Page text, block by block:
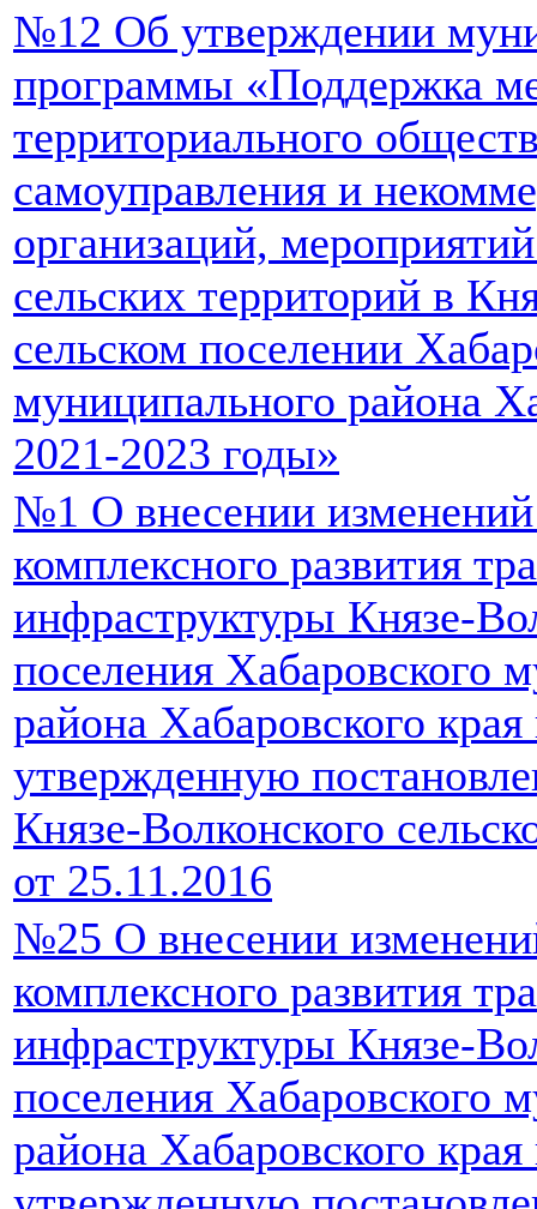
№12 Об утверждении
программы «Поддержка
территориального
самоуправления и
организаций,
сельских территорий в
сельском поселении
муниципального района
2021-2023 годы»
№1 О внесении
комплексного развития
инфраструктуры Князе-
поселения Хабаровского
района Хабаровского
утвержденную
Князе-Волконского
от 25.11.2016
№25 О внесении
комплексного развития
инфраструктуры Князе-
поселения Хабаровского
района Хабаровского